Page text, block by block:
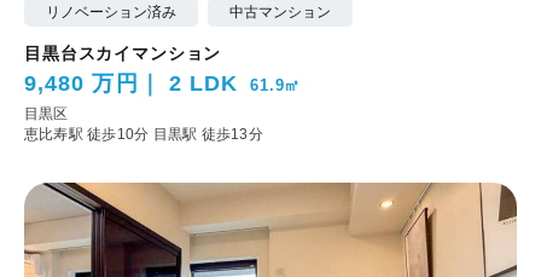
リノベーション済み 中古マンション
目黒台スカイマンション
9,480 万円 2 LDK 61.9㎡
目黒区
恵比寿駅 徒歩10分 目黒駅 徒歩13分